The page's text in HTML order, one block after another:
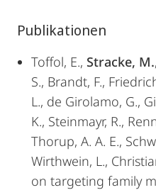
Publikationen
Toffol, E., Stracke, M.
S., Brandt, F.,
L., de Girolamo, G.,
K., Steinmayr, R.,
Thorup, A. A. E.,
Wirthwein, L.,
on targeting family